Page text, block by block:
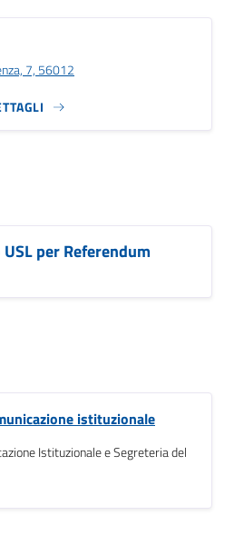
7, 56012
per Referendum
istituzionale
Istituzionale e Segreteria del